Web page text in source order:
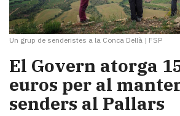
Un grup de senderistes a la Conca Dellà | FSP
El Govern atorga
euros per al
senders al Pallars